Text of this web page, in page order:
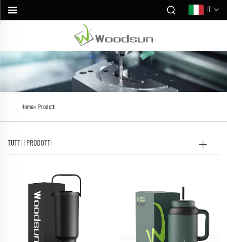
Home> Prodotti
TUTTI I PRODOTTI